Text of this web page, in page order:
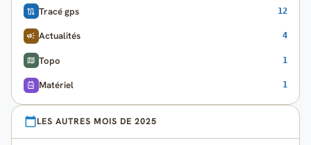
Tracé gps 12
Actualités 4
Topo 1
Matériel 1
LES AUTRES MOIS DE 2025